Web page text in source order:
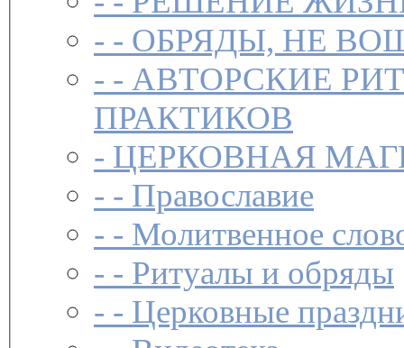
- - ОБРЯДЫ, НЕ
- - АВТОРСКИЕ
ПРАКТИКОВ
- ЦЕРКОВНАЯ
- - Православие
- - Молитвенное
- - Ритуалы и обряды
- - Церковные